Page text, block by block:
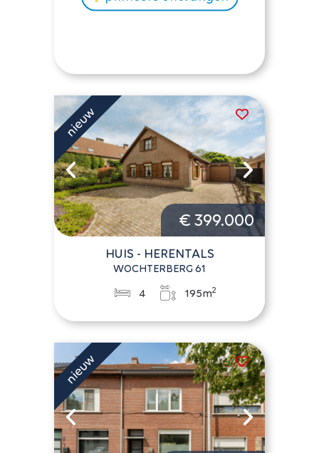
€ 399.000
HUIS - HERENTALS
WOCHTERBERG 61
4 195m2